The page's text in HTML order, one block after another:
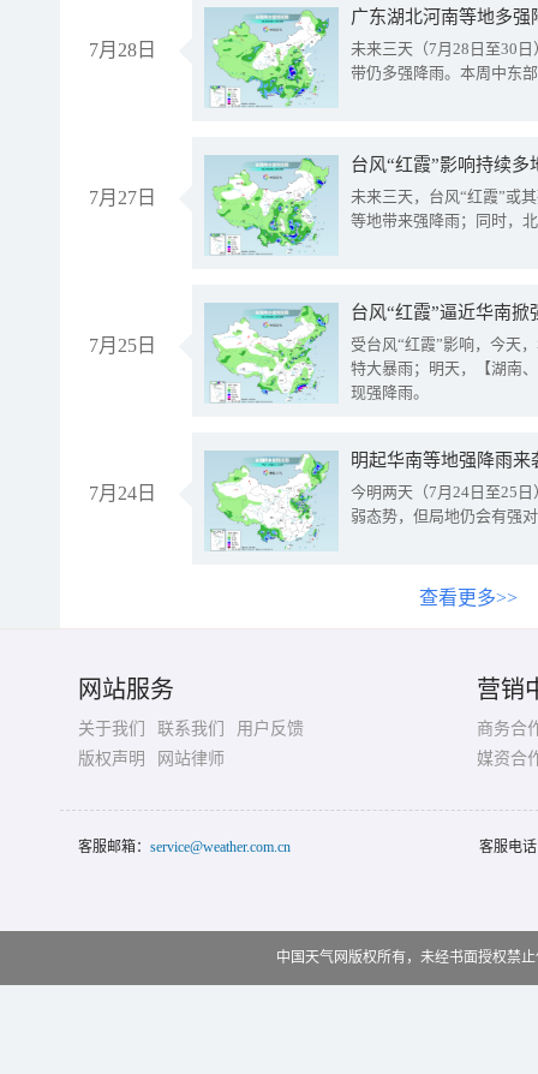
7月28日
广东湖北河南等地多
未来三天（7月28日至30
带仍多强降雨。本周中东
7月27日
台风“红霞”影响持续
未来三天，台风“红霞”或
等地带来强降雨；同时，
7月25日
台风“红霞”逼近华南
受台风“红霞”影响，今天
特大暴雨；明天，【湖南
现强降雨。
7月24日
明起华南等地强降雨
今明两天（7月24日至25
弱态势，但局地仍会有强
查看更多>>
网站服务
关于我们 联系我们
用户反馈
版权声明
网站律师
营销
商务合
媒资合
客服邮箱： service@weather.com.cn 客服电
中国天气网版权所有，未经书面授权